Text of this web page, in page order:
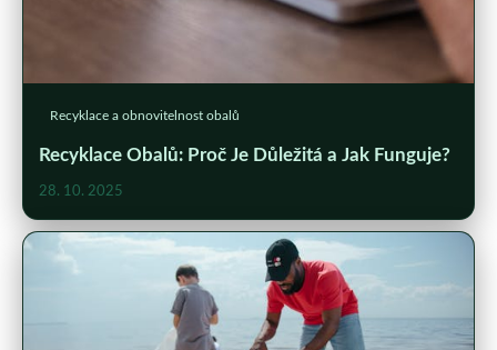
Recyklace a obnovitelnost obalů
Recyklace Obalů: Proč Je Důležitá a Jak Funguje?
28. 10. 2025